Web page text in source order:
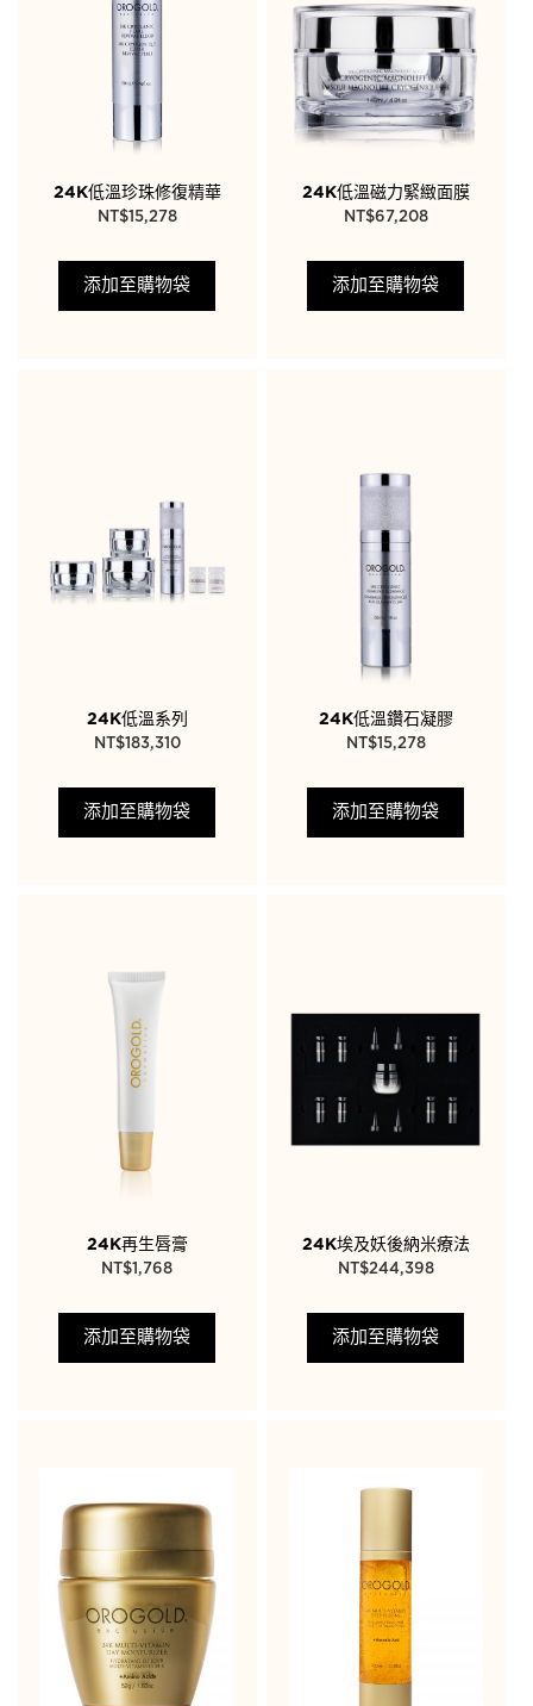
24K低溫珍珠修復精華
NT$15,278
添加至購物袋
24K低溫磁力緊緻面膜
NT$67,208
添加至購物袋
24K低溫系列
NT$183,310
添加至購物袋
24K低溫鑽石凝膠
NT$15,278
添加至購物袋
24K再生唇膏
NT$1,768
添加至購物袋
24K埃及妖後納米療法
NT$244,398
添加至購物袋